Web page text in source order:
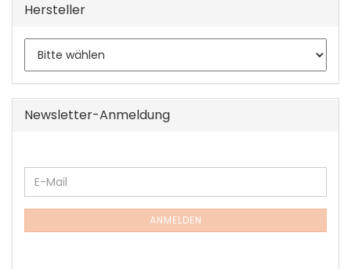
Hersteller
Newsletter-Anmeldung
WEITER
ZUR
NEWSLETTER-
E-
Mail
ANMELDEN